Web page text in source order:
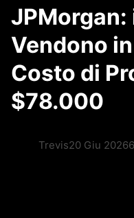
Vendono
Costo di
$78.000
Trevis20 Giu 2026